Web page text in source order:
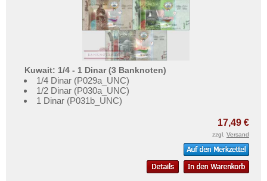
Kuwait: 1/4 - 1 Dinar (3 Banknoten)
1/4 Dinar (P029a_UNC)
1/2 Dinar (P030a_UNC)
1 Dinar (P031b_UNC)
17,49 €
zzgl. Versand